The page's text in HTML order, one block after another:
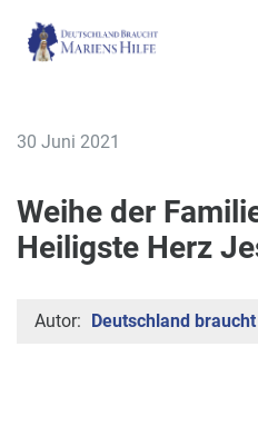
30 Juni 2021
Weihe der
Heiligste Herz
Autor: Deutschland